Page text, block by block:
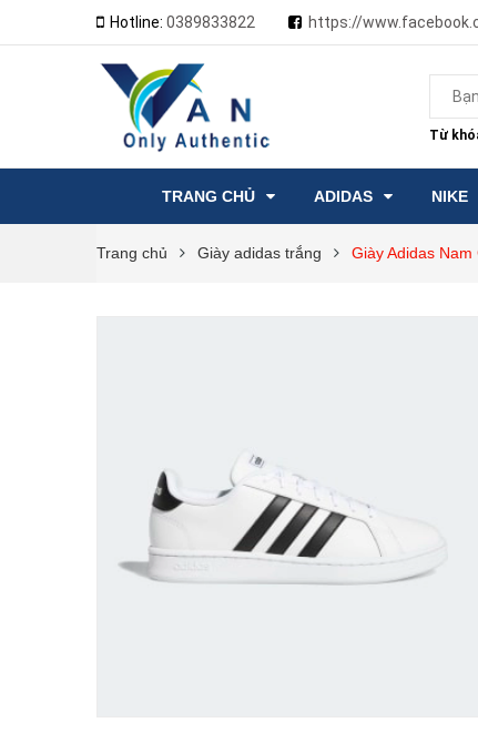
Hotline: 0389833822 https://
Từ
TRANG CHỦ ADIDAS NIKE
Trang chủ Giày adidas trắng Giày Adidas